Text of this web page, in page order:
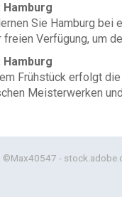
Hamburg
Sie Hamburg bei
freien Verfügung, um
Hamburg
Frühstück erfolgt
Meisterwerken
©Max40547 -